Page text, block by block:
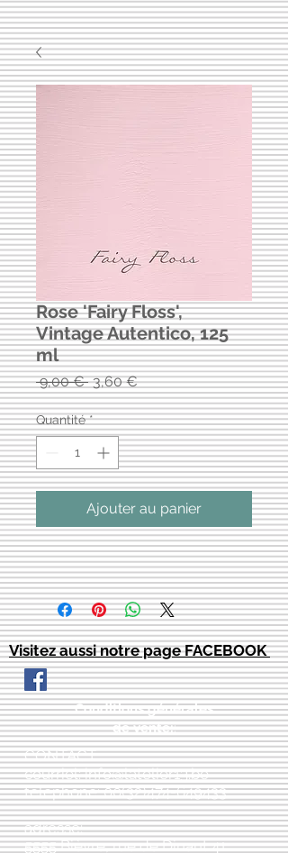
Rose 'Fairy Floss',
Vintage Autentico, 125
ml
9,00 € Prix
original
3,60 €Prix
promotionnel
Quantité *
Ajouter au panier
Visitez aussi notre page FACEBOOK
Conditions générales
de vente::
CONTACT:
courriel:info@latelier13.be
téléphone:00(32)474-649433
adresse:
5555 Bièvre, rue de Dinant 41